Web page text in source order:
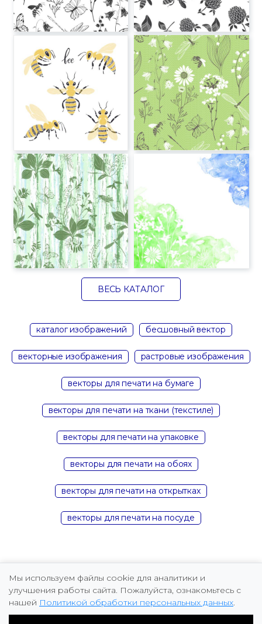
ВЕСЬ КАТАЛОГ
каталог изображений бесшовный вектор
векторные изображения растровые изображения
векторы для печати на бумаге
векторы для печати на ткани (текстиле)
векторы для печати на упаковке
векторы для печати на обоях
векторы для печати на открытках
векторы для печати на посуде
Copyright © 2026 Marina Fomicheva
Мы используем файлы cookie для аналитики и
улучшения работы сайта. Пожалуйста, ознакомьтесь с
нашей Политикой обработки персональных данных.